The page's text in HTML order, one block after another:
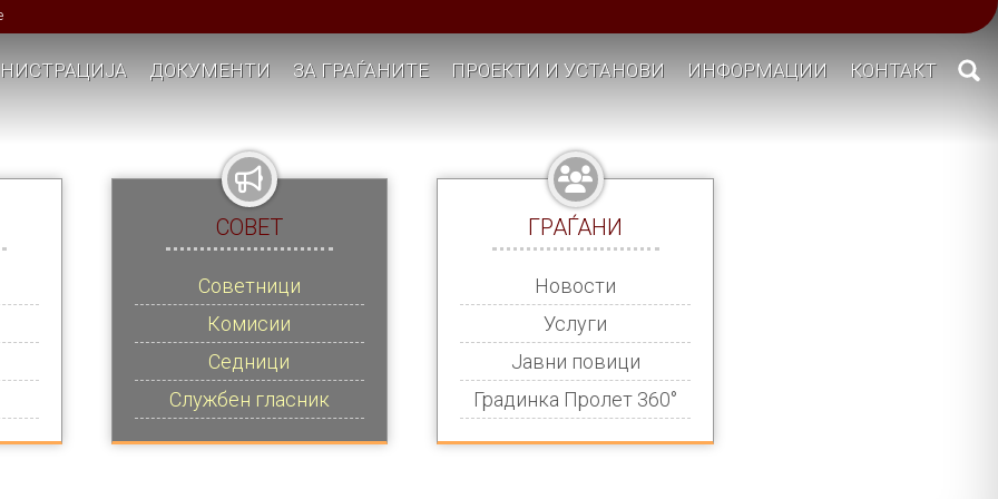
ДОКУМЕНТИ ЗА ГРАЃАНИТЕ ПРОЕКТИ И УСТАНОВИ ИНФОРМАЦИИ КОНТАКТ
СОВЕТ
Советници
Комисии
Седници
Службен гласник
ГРАЃАНИ
Новости
Услуги
Јавни повици
Градинка Пролет 360°